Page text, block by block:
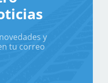
y
tu correo